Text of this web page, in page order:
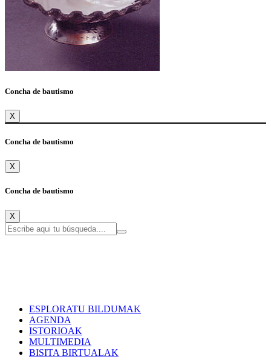
Concha de bautismo
X
Concha de bautismo
X
Concha de bautismo
X
ESPLORATU BILDUMAK
AGENDA
ISTORIOAK
MULTIMEDIA
BISITA BIRTUALAK